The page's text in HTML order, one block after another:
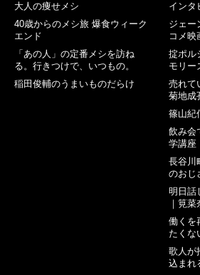
大人の痩せメシ
40歳からのメシ旅 爆食ウィーク
エンド
「あの人」の定番メシを訪ね
る。行きつけで、いつもの。
稲田俊輔のうまいものだらけ
インタ
ジェー
コメ映
掟ポル
モリー
売れて
菊地成
篠山紀
飲み会
学講座
長谷川
のおじ
明日話
｜筧菜
働くを
たくな
歌人が
込まれ